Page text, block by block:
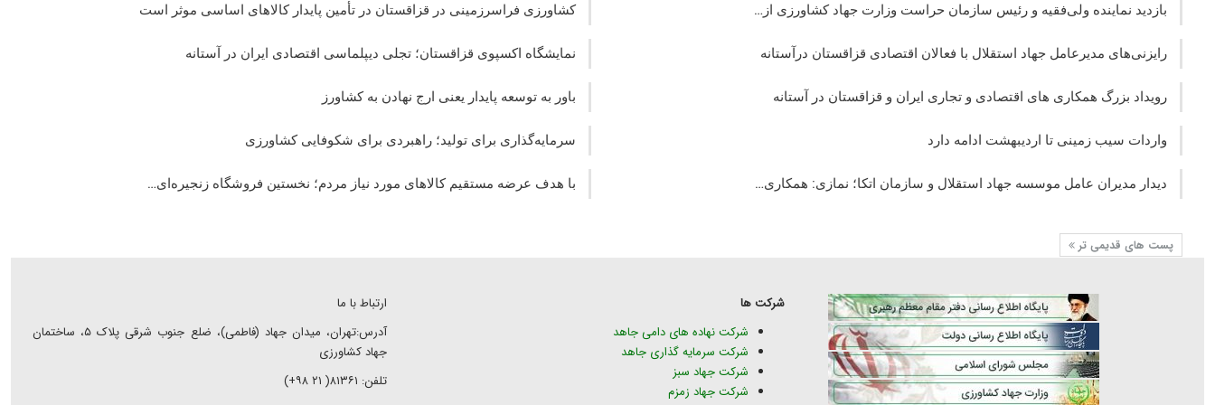
بازدید نماینده ولی‌فقیه و رئیس سازمان حراست وزارت جهاد کشاورزی از… کشاورزی فراسرزمینی در قزاقستان در تأمین پایدار کالاهای اساسی موثر است
رایزنی‌های مدیرعامل جهاد استقلال با فعالان اقتصادی قزاقستان درآستانه نمایشگاه اکسپوی قزاقستان؛ تجلی دیپلماسی اقتصادی ایران در آستانه
رویداد بزرگ همکاری های اقتصادی و تجاری ایران و قزاقستان در آستانه باور به توسعه پایدار یعنی ارج‌ نهادن به کشاورز
واردات سیب زمینی تا اردیبهشت ادامه دارد سرمایه‌گذاری برای تولید؛ راهبردی برای شکوفایی کشاورزی
دیدار مدیران عامل موسسه جهاد استقلال و سازمان اتکا؛ نمازی: همکاری… با هدف عرضه مستقیم کالاهای مورد نیاز مردم؛ نخستین فروشگاه زنجیره‌ای…
پست های قدیمی تر
شرکت ها
شرکت نهاده های دامی جاهد
شرکت سرمایه گذاری جاهد
شرکت جهاد سبز
شرکت جهاد زمزم
ارتباط با ما
آدرس:تهران، میدان جهاد (فاطمی)، ضلع جنوب شرقی پلاک ۵، ساختمان
جهاد کشاورزی
تلفن: ۸۱۳۶۱( ۲۱ ۹۸+)